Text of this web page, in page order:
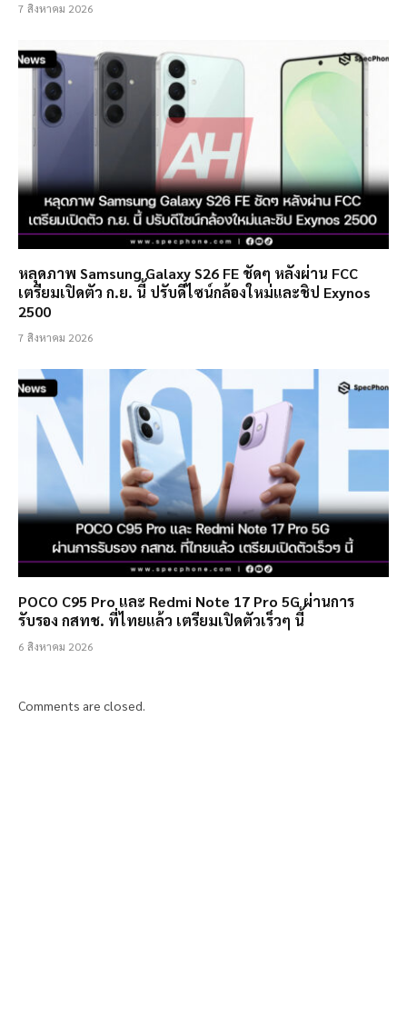
7 สิงหาคม 2026
หลุดภาพ Samsung Galaxy S26 FE ชัดๆ หลังผ่าน FCC
เตรียมเปิดตัว ก.ย. นี้ ปรับดีไซน์กล้องใหม่และชิป Exynos
2500
7 สิงหาคม 2026
POCO C95 Pro และ Redmi Note 17 Pro 5G ผ่านการ
รับรอง กสทช. ที่ไทยแล้ว เตรียมเปิดตัวเร็วๆ นี้
6 สิงหาคม 2026
Comments are closed.